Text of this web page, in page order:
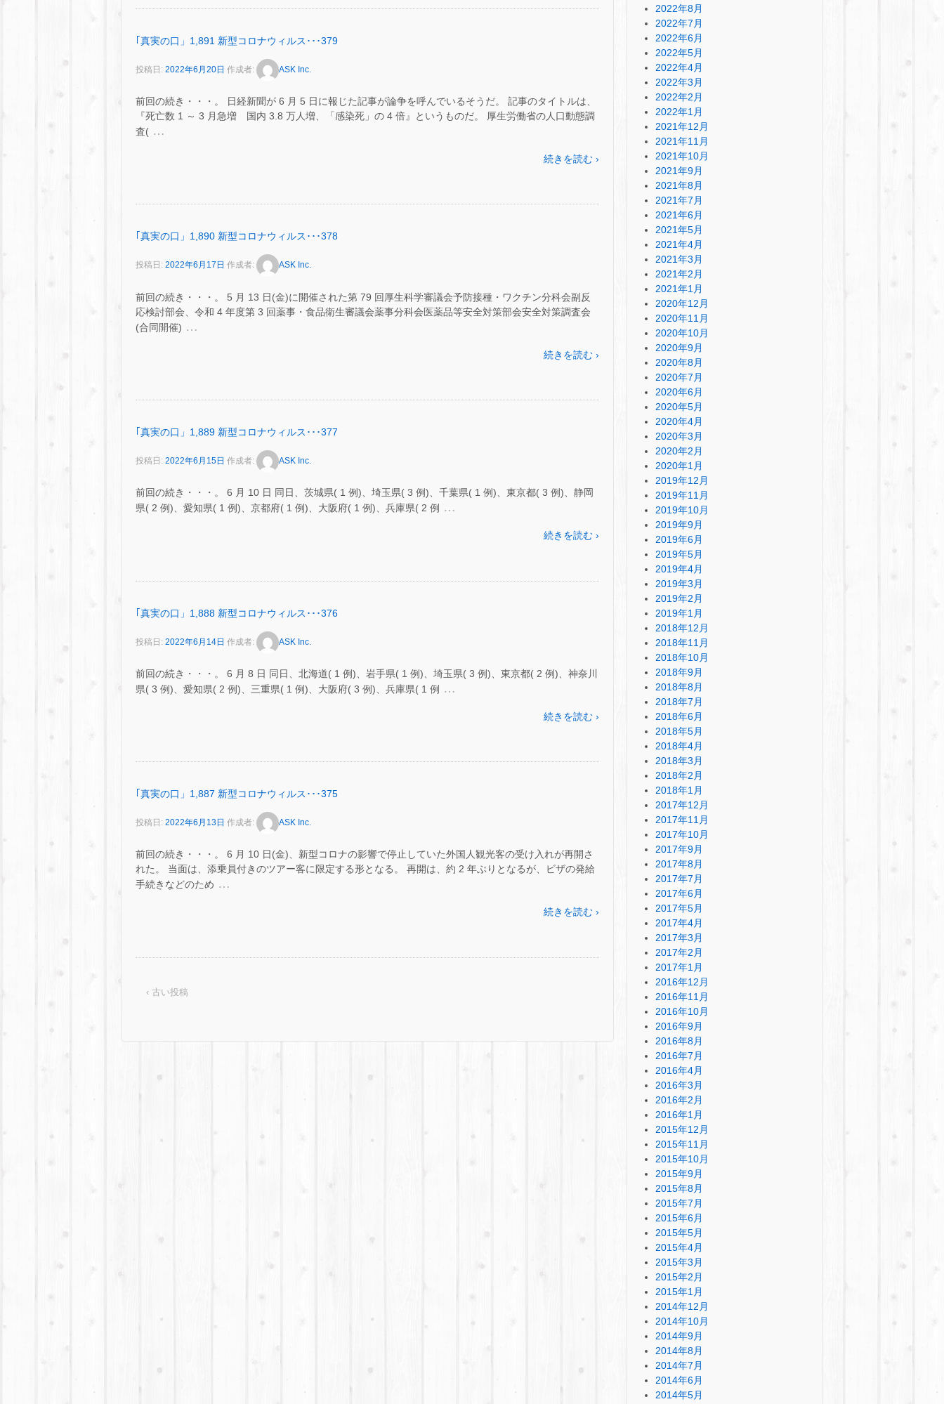
｢真実の口」1,891 新型コロナウィルス･･･379
投稿日: 2022年6月20日 作成者: ASK Inc.
前回の続き・・・。 日経新聞が 6 月 5 日に報じた記事が論争を呼んでいるそうだ。 記事のタイトルは、
『死亡数 1 ～ 3 月急増 国内 3.8 万人増、「感染死」の 4 倍』というものだ。 厚生労働省の人口動態調
査( …
続きを読む ›
｢真実の口」1,890 新型コロナウィルス･･･378
投稿日: 2022年6月17日 作成者: ASK Inc.
前回の続き・・・。 5 月 13 日(金)に開催された第 79 回厚生科学審議会予防接種・ワクチン分科会副反
応検討部会、令和 4 年度第 3 回薬事・食品衛生審議会薬事分科会医薬品等安全対策部会安全対策調査会
(合同開催) …
続きを読む ›
｢真実の口」1,889 新型コロナウィルス･･･377
投稿日: 2022年6月15日 作成者: ASK Inc.
前回の続き・・・。 6 月 10 日 同日、茨城県( 1 例)、埼玉県( 3 例)、千葉県( 1 例)、東京都( 3 例)、静岡
県( 2 例)、愛知県( 1 例)、京都府( 1 例)、大阪府( 1 例)、兵庫県( 2 例
…
続きを読む ›
｢真実の口」1,888 新型コロナウィルス･･･376
投稿日: 2022年6月14日 作成者: ASK Inc.
前回の続き・・・。 6 月 8 日 同日、北海道( 1 例)、岩手県( 1 例)、埼玉県( 3 例)、東京都( 2 例)、神奈川
県( 3 例)、愛知県( 2 例)、三重県( 1 例)、大阪府( 3 例)、兵庫県( 1 例
…
続きを読む ›
｢真実の口」1,887 新型コロナウィルス･･･375
投稿日: 2022年6月13日 作成者: ASK Inc.
前回の続き・・・。 6 月 10 日(金)、新型コロナの影響で停止していた外国人観光客の受け入れが再開さ
れた。 当面は、添乗員付きのツアー客に限定する形となる。 再開は、約 2 年ぶりとなるが、ビザの発給
手続きなどのため …
続きを読む ›
‹ 古い投稿
2022年8月
2022年7月
2022年6月
2022年5月
2022年4月
2022年3月
2022年2月
2022年1月
2021年12月
2021年11月
2021年10月
2021年9月
2021年8月
2021年7月
2021年6月
2021年5月
2021年4月
2021年3月
2021年2月
2021年1月
2020年12月
2020年11月
2020年10月
2020年9月
2020年8月
2020年7月
2020年6月
2020年5月
2020年4月
2020年3月
2020年2月
2020年1月
2019年12月
2019年11月
2019年10月
2019年9月
2019年6月
2019年5月
2019年4月
2019年3月
2019年2月
2019年1月
2018年12月
2018年11月
2018年10月
2018年9月
2018年8月
2018年7月
2018年6月
2018年5月
2018年4月
2018年3月
2018年2月
2018年1月
2017年12月
2017年11月
2017年10月
2017年9月
2017年8月
2017年7月
2017年6月
2017年5月
2017年4月
2017年3月
2017年2月
2017年1月
2016年12月
2016年11月
2016年10月
2016年9月
2016年8月
2016年7月
2016年4月
2016年3月
2016年2月
2016年1月
2015年12月
2015年11月
2015年10月
2015年9月
2015年8月
2015年7月
2015年6月
2015年5月
2015年4月
2015年3月
2015年2月
2015年1月
2014年12月
2014年10月
2014年9月
2014年8月
2014年7月
2014年6月
2014年5月